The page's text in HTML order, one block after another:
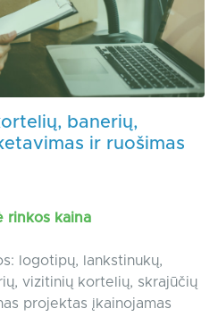
banerių,
ir ruošimas
rinkos kaina
logotipų, lankstinukų,
vizitinių kortelių, skrajūčių
projektas įkainojamas